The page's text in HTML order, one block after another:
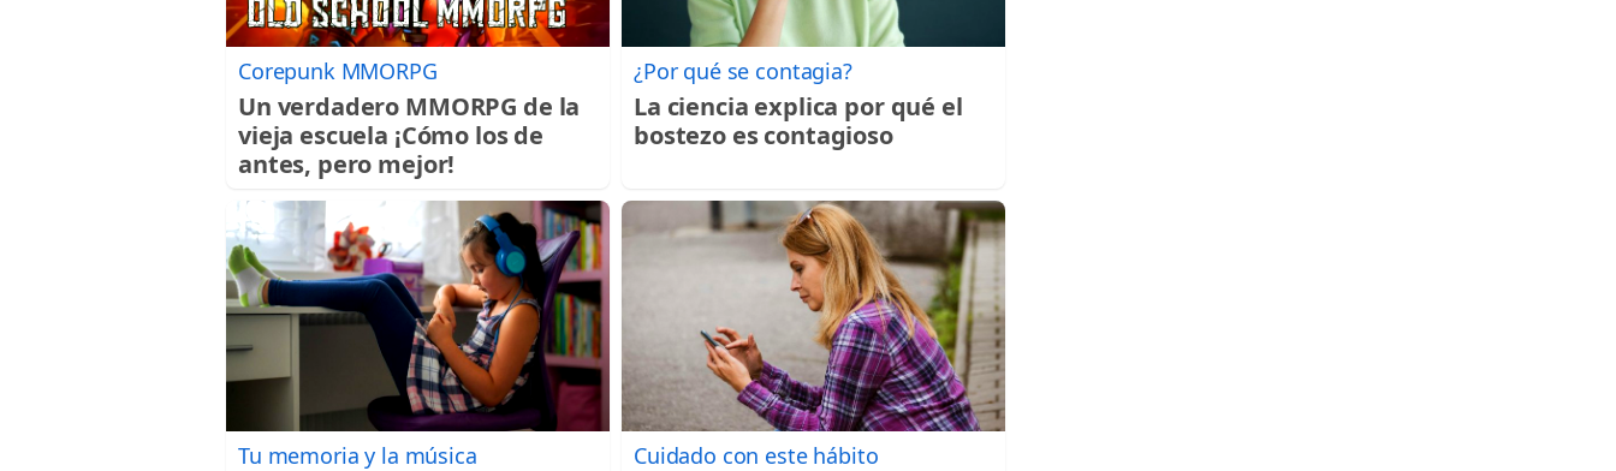
Corepunk MMORPG
Un verdadero MMORPG de la
vieja escuela ¡Cómo los de
antes, pero mejor!
¿Por qué se contagia?
La ciencia explica por qué el
bostezo es contagioso
Tu memoria y la música Cuidado con este hábito